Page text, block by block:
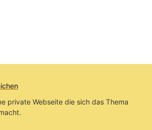
private Webseite die sich das Thema